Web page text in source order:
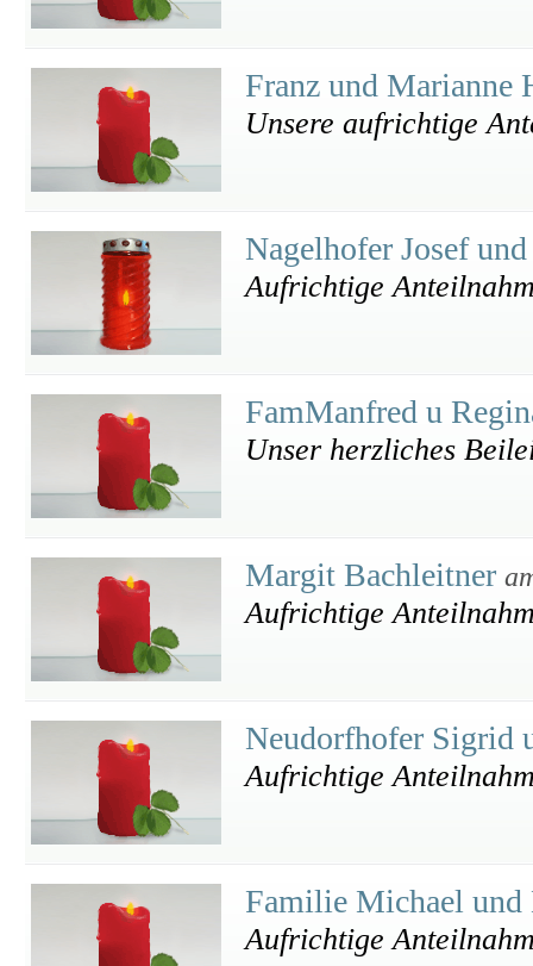
Franz und Marianne
Unsere aufrichtige
Nagelhofer Josef
Aufrichtige
FamManfred u
Unser herzliches
Margit Bachleitner
Aufrichtige
Neudorfhofer Sigrid
Aufrichtige
Familie Michael
Aufrichtige